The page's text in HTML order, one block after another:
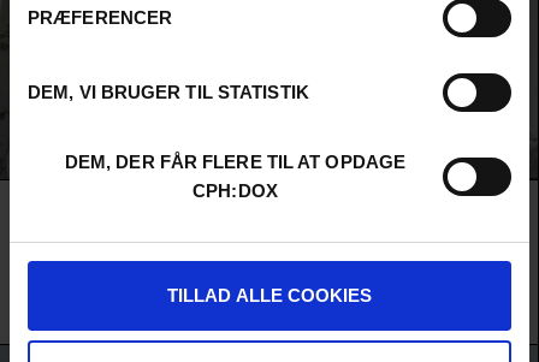
PRÆFERENCER
DEM, VI BRUGER TIL STATISTIK
DEM, DER FÅR FLERE TIL AT OPDAGE
CPH:DOX
TILLAD ALLE COOKIES
En bølge af bibelske plager ramler sammen i det nordøstlige England, hvor
Brexit. En højaktuel udkantshistorie med stærk lokal kolorit.